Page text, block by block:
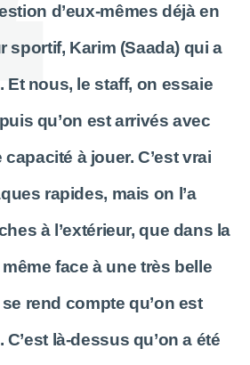
d’eux-mêmes déjà en
sportif, Karim (Saada) qui a
nous, le staff, on essaie
qu’on est arrivés avec
à jouer. C’est vrai
rapides, mais on l’a
à l’extérieur, que dans la
face à une très belle
rend compte qu’on est
là-dessus qu’on a été